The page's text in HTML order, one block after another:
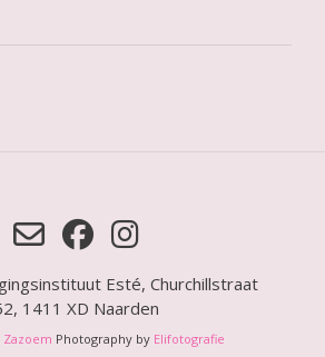
Esté, Churchillstraat
1411 XD Naarden
Zazoem Photography by Elifotografie